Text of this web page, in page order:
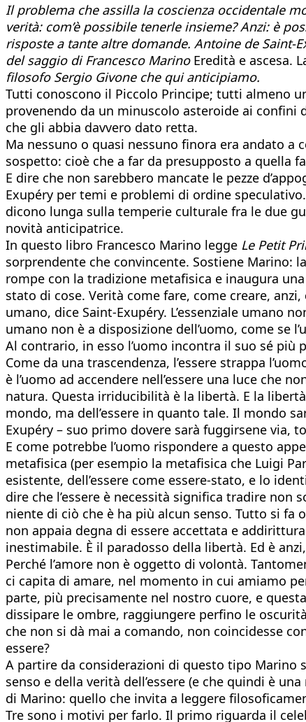
Il problema che assilla la coscienza occidentale
verità: com’è possibile tenerle insieme? Anzi: è
risposte a tante altre domande. Antoine de Saint-
del saggio di Francesco MarinoEredità e ascesa.
filosofo Sergio Givone che qui anticipiamo.
Tutti conoscono il Piccolo Principe; tutti almeno
provenendo da un minuscolo asteroide ai confini
che gli abbia davvero dato retta.
Ma nessuno o quasi nessuno finora era andato
sospetto: cioè che a far da presupposto a quella
E dire che non sarebbero mancate le pezze
Exupéry per temi e problemi di ordine
dicono lunga sulla temperie culturale fra le due
novità anticipatrice.
In questo libro Francesco Marino legge Le Petit
sorprendente che convincente. Sostiene Marino:
rompe con la tradizione metafisica e inaugura
stato di cose. Verità come fare, come creare,
umano, dice Saint-Exupéry. L’essenziale umano
umano non è a disposizione dell’uomo, come se
Al contrario, in esso l’uomo incontra il suo sé più
Come da una trascendenza, l’essere strappa
è l’uomo ad accendere nell’essere una luce che
natura. Questa irriducibilità è la libertà. E la libertà
mondo, ma dell’essere in quanto tale. Il mondo
Exupéry – suo primo dovere sarà fuggirsene via,
E come potrebbe l’uomo rispondere a questo
metafisica (per esempio la metafisica che Luigi
esistente, dell’essere come essere-stato, e lo
dire che l’essere è necessità significa tradire non
niente di ciò che è ha più alcun senso. Tutto si fa
non appaia degna di essere accettata e
inestimabile. È il paradosso della libertà. Ed è
Perché l’amore non è oggetto di volontà.
ci capita di amare, nel momento in cui amiamo
parte, più precisamente nel nostro cuore, e
dissipare le ombre, raggiungere perfino le
che non si dà mai a comando, non coincidesse
essere?
A partire da considerazioni di questo tipo Marino
senso e della verità dell’essere (e che quindi è
di Marino: quello che invita a leggere
Tre sono i motivi per farlo. Il primo riguarda il